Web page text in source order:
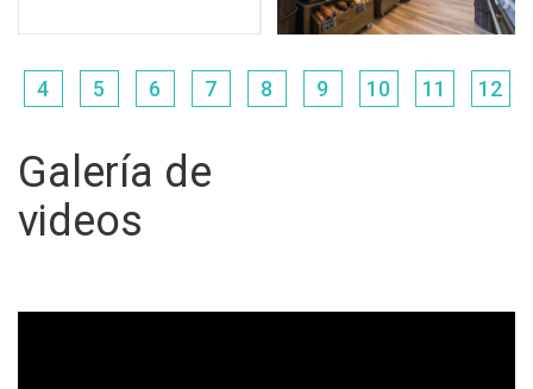
4 5 6 7 8 9 10 11 12
Galería de
videos